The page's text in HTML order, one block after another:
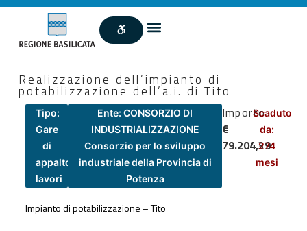
Realizzazione dell’impianto di
potabilizzazione dell’a.i. di Tito
Tipo:
Gare
di
appalto
lavori
Ente: CONSORZIO DI
INDUSTRIALIZZAZIONE
Consorzio per lo sviluppo
industriale della Provincia di
Potenza
Importo
€
79.204,39
Scaduto
da:
274
mesi
Impianto di potabilizzazione – Tito